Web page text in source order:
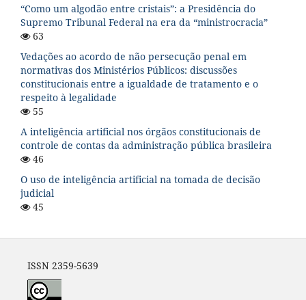
“Como um algodão entre cristais”: a Presidência do
Supremo Tribunal Federal na era da “ministrocracia”
63
Vedações ao acordo de não persecução penal em
normativas dos Ministérios Públicos: discussões
constitucionais entre a igualdade de tratamento e o
respeito à legalidade
55
A inteligência artificial nos órgãos constitucionais de
controle de contas da administração pública brasileira
46
O uso de inteligência artificial na tomada de decisão
judicial
45
ISSN 2359-5639